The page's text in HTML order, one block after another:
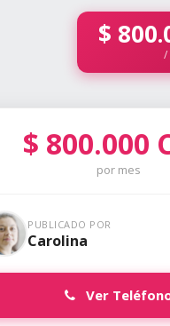
$
/
$ 800.000
por mes
PUBLICADO POR
Carolina
Ver